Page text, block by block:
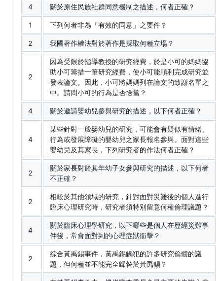
4 關於原住民族社群同意機制之描述，何者正確？
1 下列何者非為「有效的同意」之要件？
2 我國著作權法對於著作是採取何種立場？
2
因為受限於指導教授的研究經費，於是小可的媽媽協
助小可籌措一筆研究經費，使小可能順利完成研究並
發表論文。因此，小可將媽媽列在論文的致謝名單之
中。請問小可的行為是否恰當？
4 關於邀請嬰幼兒參與研究的描述，以下何者正確？
4
某些針對一般嬰幼兒的研究，可能會有疑似有情緒、
行為或發展障礙的嬰幼兒之家長報名參與。面對這些
嬰幼兒及其家長，下列研究者的作法何者正確？
2
關於家長對於其年幼子女參與研究的描述，以下何者
不正確？
2
相較於其他領域的研究，針對面對災難後的個人進行
臨床心理研究時，研究者須特別留意何種倫理議題？
4
關於臨床心理學研究，以下哪些是個人在歷經災難事
件後，常會面對到的心理症狀衝擊？
2
綜合黃禹錫事件，黃禹錫觸犯的許多研究倫體的議
題，但何種並不能完全歸咎於黃禹錫？